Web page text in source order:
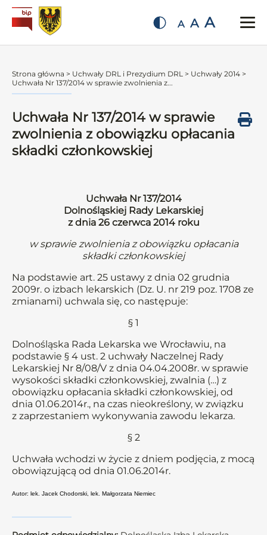
A A A
Strona główna > Uchwały DRL i Prezydium DRL > Uchwały 2014 >
Uchwała Nr 137/2014 w sprawie zwolnienia z...
Uchwała Nr 137/2014 w sprawie
zwolnienia z obowiązku opłacania
składki członkowskiej
Uchwała Nr 137/2014
Dolnośląskiej Rady Lekarskiej
z dnia 26 czerwca 2014 roku
w sprawie zwolnienia z obowiązku opłacania
składki członkowskiej
Na podstawie art. 25 ustawy z dnia 02 grudnia
2009r. o izbach lekarskich (Dz. U. nr 219 poz. 1708 ze
zmianami) uchwala się, co następuje:
§ 1
Dolnośląska Rada Lekarska we Wrocławiu, na
podstawie § 4 ust. 2 uchwały Naczelnej Rady
Lekarskiej Nr 8/08/V z dnia 04.04.2008r. w sprawie
wysokości składki członkowskiej, zwalnia (…) z
obowiązku opłacania składki członkowskiej, od
dnia 01.06.2014r., na czas nieokreślony, w związku
z zaprzestaniem wykonywania zawodu lekarza.
§ 2
Uchwała wchodzi w życie z dniem podjęcia, z mocą
obowiązującą od dnia 01.06.2014r.
Autor: lek. Jacek Chodorski, lek. Małgorzata Niemiec